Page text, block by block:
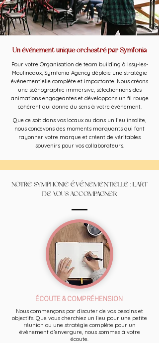
Un événement unique orchestré par Symfonia
Pour votre Organisation de team building à Issy-les-
Moulineaux, Symfonia Agency déploie une stratégie
événementielle complète et impactante. Nous créons
une scénographie immersive, sélectionnons des
animations engageantes et développons un fil rouge
cohérent qui donne du sens à votre événement.
Que ce soit dans vos locaux ou dans un lieu insolite,
nous concevons des moments marquants qui font
rayonner votre marque et créent de véritables
souvenirs pour vos collaborateurs.
NOTRE SYMPHONIE ÉVÉNEMENTIELLE : L'ART
DE VOUS ACCOMPAGNER
ÉCOUTE & COMPRÉHENSION
Nous commençons par discuter de vos besoins et
objectifs. Que vous cherchiez un lieu pour une petite
réunion ou une stratégie complète pour un
évènement d’envergure, nous sommes à votre
écoute.